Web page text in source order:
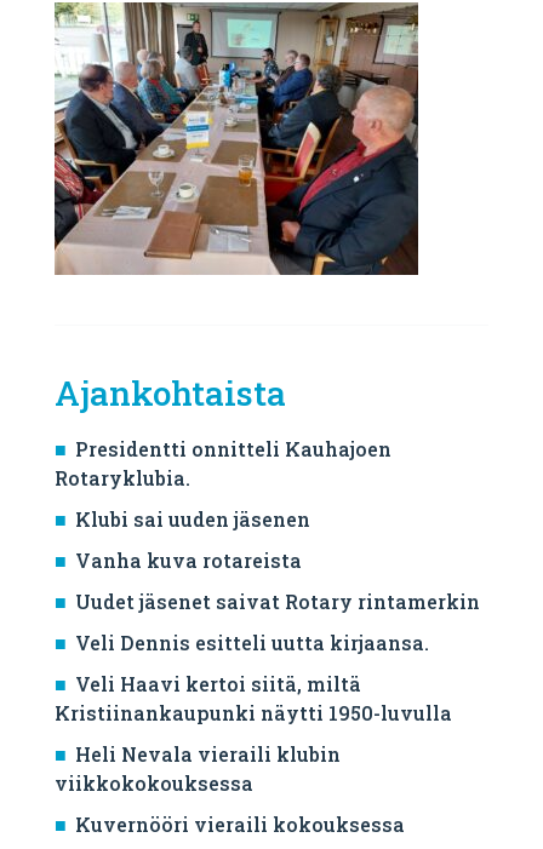
Ajankohtaista
Presidentti onnitteli Kauhajoen
Rotaryklubia.
Klubi sai uuden jäsenen
Vanha kuva rotareista
Uudet jäsenet saivat Rotary rintamerkin
Veli Dennis esitteli uutta kirjaansa.
Veli Haavi kertoi siitä, miltä
Kristiinankaupunki näytti 1950-luvulla
Heli Nevala vieraili klubin
viikkokokouksessa
Kuvernööri vieraili kokouksessa